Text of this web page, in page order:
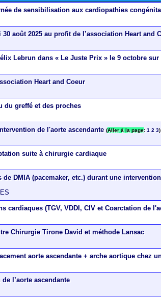
de sensibilisation aux cardiopathies
août 2025 au profit de l’association Heart and
Lebrun dans « Le Juste Prix » le 9 octobre sur
Heart and Coeur
du greffé et des proches
de l'aorte ascendante (Aller à la page:1 2 3)
suite à chirurgie cardiaque
de DMIA (pacemaker, etc.) durant une intervention
cardiaques (TGV, VDDI, CIV et Coarctation de
Chirurgie Tirone David et méthode Lansac
aorte ascendante + arche aortique chez
l’aorte ascendante